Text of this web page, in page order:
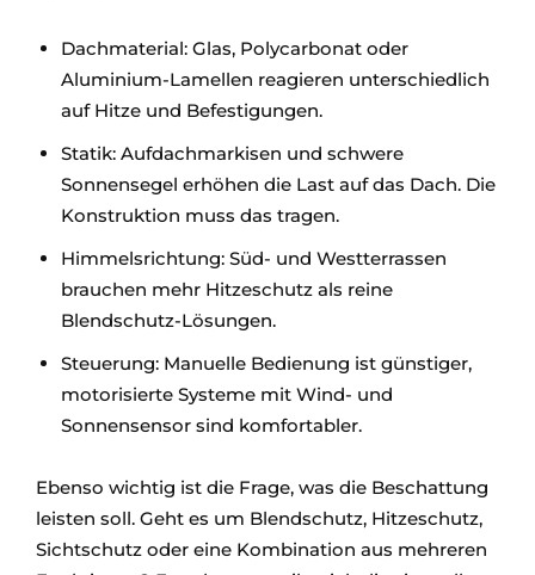
Dachmaterial: Glas, Polycarbonat oder
Aluminium-Lamellen reagieren unterschiedlich
auf Hitze und Befestigungen.
Statik: Aufdachmarkisen und schwere
Sonnensegel erhöhen die Last auf das Dach. Die
Konstruktion muss das tragen.
Himmelsrichtung: Süd- und Westterrassen
brauchen mehr Hitzeschutz als reine
Blendschutz-Lösungen.
Steuerung: Manuelle Bedienung ist günstiger,
motorisierte Systeme mit Wind- und
Sonnensensor sind komfortabler.
Ebenso wichtig ist die Frage, was die Beschattung
leisten soll. Geht es um Blendschutz, Hitzeschutz,
Sichtschutz oder eine Kombination aus mehreren